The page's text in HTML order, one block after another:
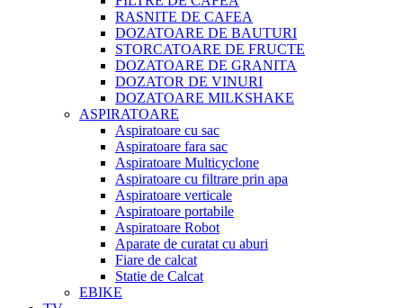
RASNITE DE CAFEA
DOZATOARE DE BAUTURI
STORCATOARE DE FRUCTE
DOZATOARE DE GRANITA
DOZATOR DE VINURI
DOZATOARE MILKSHAKE
ASPIRATOARE
Aspiratoare cu sac
Aspiratoare fara sac
Aspiratoare Multicyclone
Aspiratoare cu filtrare prin apa
Aspiratoare verticale
Aspiratoare portabile
Aspiratoare Robot
Aparate de curatat cu aburi
Fiare de calcat
Statie de Calcat
EBIKE